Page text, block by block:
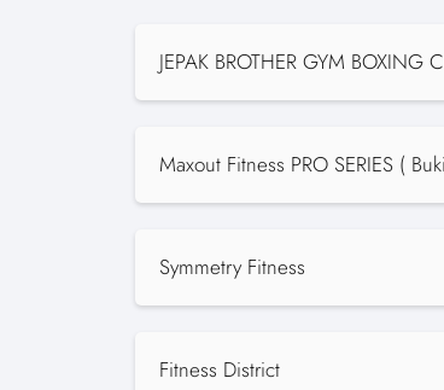
JEPAK BROTHER GYM BOXING
Maxout Fitness PRO SERIES (
Symmetry Fitness
Fitness District